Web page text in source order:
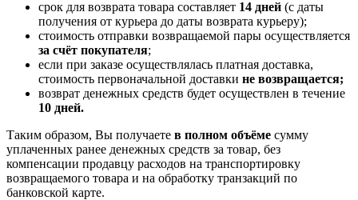
срок для возврата товара составляет 14 дней (с даты
получения от курьера до даты возврата курьеру);
стоимость отправки возвращаемой пары осуществляется
за счёт покупателя;
если при заказе осуществлялась платная доставка,
стоимость первоначальной доставки не возвращается;
возврат денежных средств будет осуществлен в течение
10 дней.
Таким образом, Вы получаете в полном объёме сумму
уплаченных ранее денежных средств за товар, без
компенсации продавцу расходов на транспортировку
возвращаемого товара и на обработку транзакций по
банковской карте.